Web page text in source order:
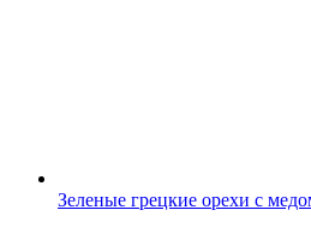
Зеленые грецкие орехи с